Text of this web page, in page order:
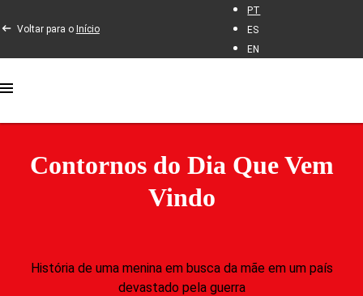
Voltar para o Início
PT
ES
EN
Contornos do Dia Que Vem
Vindo
História de uma menina em busca da mãe em um país
devastado pela guerra